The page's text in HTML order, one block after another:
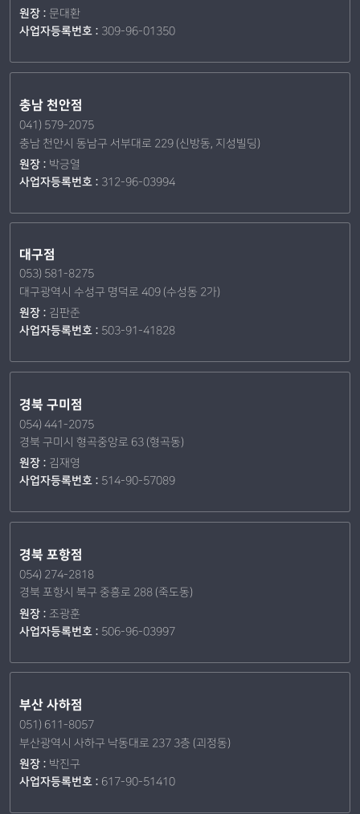
원장 : 문대환
사업자등록번호 : 309-96-01350
충남 천안점
041) 579-2075
충남 천안시 동남구 서부대로 229 (신방동, 지성빌딩)
원장 : 박긍열
사업자등록번호 : 312-96-03994
대구점
053) 581-8275
대구광역시 수성구 명덕로 409 (수성동 2가)
원장 : 김판준
사업자등록번호 : 503-91-41828
경북 구미점
054) 441-2075
경북 구미시 형곡중앙로 63 (형곡동)
원장 : 김재영
사업자등록번호 : 514-90-57089
경북 포항점
054) 274-2818
경북 포항시 북구 중흥로 288 (죽도동)
원장 :조광훈
사업자등록번호 : 506-96-03997
부산 사하점
051) 611-8057
부산광역시 사하구 낙동대로 237 3층 (괴정동)
원장 : 박진구
사업자등록번호 : 617-90-51410